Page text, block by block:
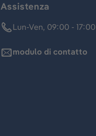
Assistenza
Lun-Ven, 09:00 - 17:00
modulo di contatto